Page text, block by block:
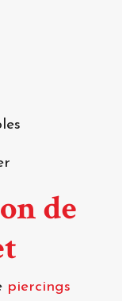
de
piercings